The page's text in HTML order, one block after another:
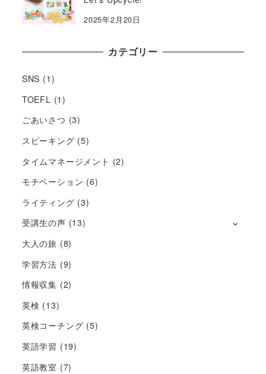
2025年2月20日
カテゴリー
SNS (1)
TOEFL (1)
ごあいさつ (3)
スピーキング (5)
タイムマネージメント (2)
モチベーション (6)
ライティング (3)
受講生の声 (13)
大人の旅 (8)
学習方法 (9)
情報収集 (2)
英検 (13)
英検コーチング (5)
英語学習 (19)
英語教室 (7)